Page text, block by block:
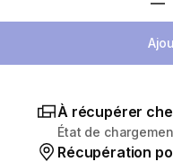
À récupérer
État de
Récupération